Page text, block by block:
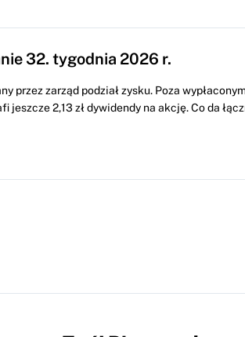
32. tygodnia 2026 r.
przez zarząd podział zysku. Poza
2,13 zł dywidendy na akcję. Co da